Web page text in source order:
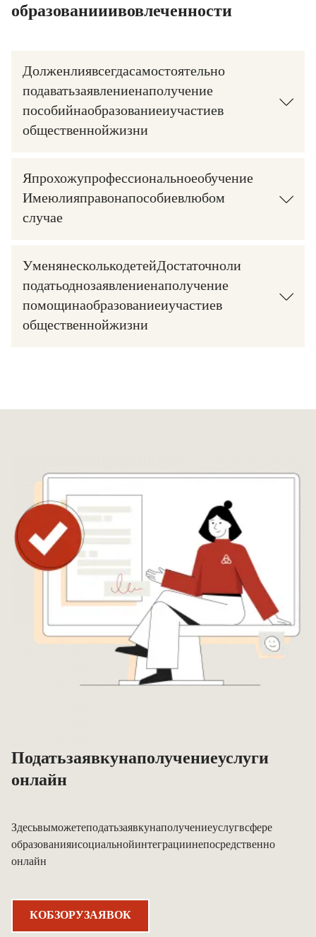
образовании и вовлеченности
Должен ли я всегда самостоятельно
подавать заявление на получение
пособий на образование и участие в
общественной жизни?
Я прохожу профессиональное обучение.
Имею ли я право на пособие в любом
случае?
У меня несколько детей. Достаточно ли
подать одно заявление на получение
помощи на образование и участие в
общественной жизни?
Подать заявку на получение услуги
онлайн
Здесь вы можете подать заявку на получение услуг в сфере
образования и социальной интеграции непосредственно
онлайн.
К ОБЗОРУ ЗАЯВОК